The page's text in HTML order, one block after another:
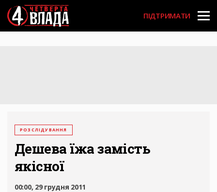
Перейти
до
основного
вмісту
User
account
ПІДТРИМАТИ
РОЗСЛІДУВАННЯ
Дешева їжа замість
якісної
00:00, 29 грудня 2011